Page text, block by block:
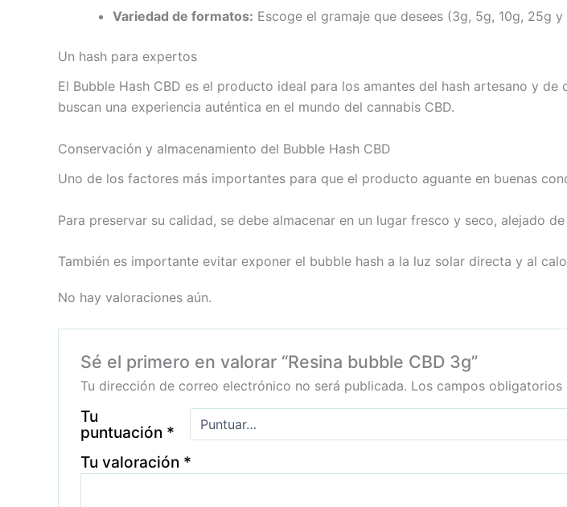
Variedad de formatos: Escoge el gramaje que desees (3g, 5g, 10g, 25g y
Un hash para expertos
El Bubble Hash CBD es el producto ideal para los amantes del hash artesano y
buscan una experiencia auténtica en el mundo del cannabis CBD.
Conservación y almacenamiento del Bubble Hash CBD
Uno de los factores más importantes para que el producto aguante en buenas
Para preservar su calidad, se debe almacenar en un lugar fresco y seco, alejado
También es importante evitar exponer el bubble hash a la luz solar directa y al
No hay valoraciones aún.
Sé el primero en valorar “Resina bubble CBD 3g”
Tu dirección de correo electrónico no será publicada. Los campos obligatorios
Tu
puntuación *
Tu valoración *